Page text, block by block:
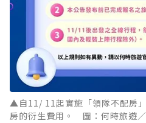
▲自11/ 11起實施「領隊不配房
房的衍生費用。 圖：何時旅遊